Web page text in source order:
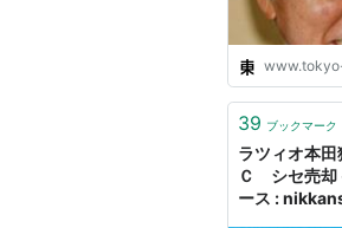
39 ブックマーク
ラツィオ本
Ｃ シセ売却
ース :